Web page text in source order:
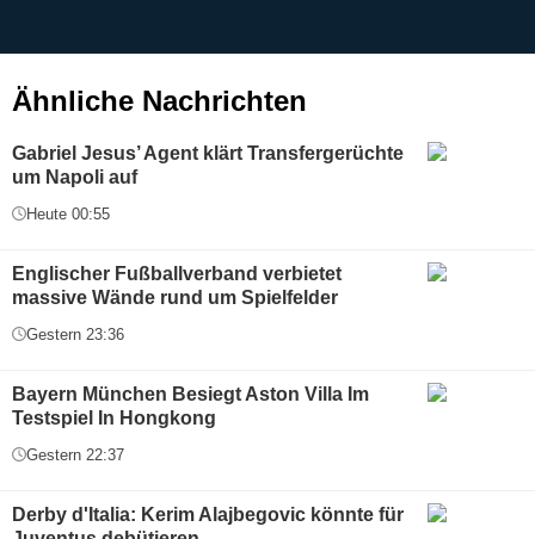
Ähnliche Nachrichten
Gabriel Jesus’ Agent klärt Transfergerüchte
um Napoli auf
Heute 00:55
Englischer Fußballverband verbietet
massive Wände rund um Spielfelder
Gestern 23:36
Bayern München Besiegt Aston Villa Im
Testspiel In Hongkong
Gestern 22:37
Derby d'Italia: Kerim Alajbegovic könnte für